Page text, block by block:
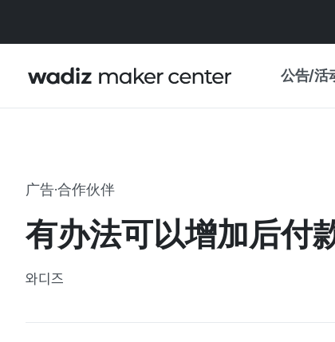
公告/活
特展日历
广告·合作伙伴
有办法可以增加后付
와디즈